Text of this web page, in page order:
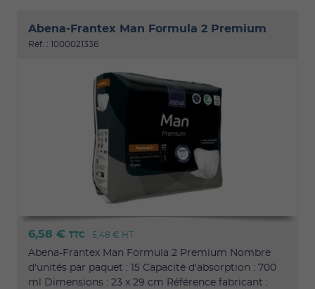
Abena-Frantex Man Formula 2 Premium
Réf. : 1000021336
6,58 € TTC 5,48 € HT
Abena-Frantex Man Formula 2 Premium Nombre
d'unités par paquet : 15 Capacité d'absorption : 700
ml Dimensions : 23 x 29 cm Référence fabricant :